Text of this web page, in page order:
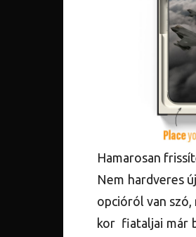
Hamarosan
Nem hardveres
opcióról van szó,
kor fiataljai már